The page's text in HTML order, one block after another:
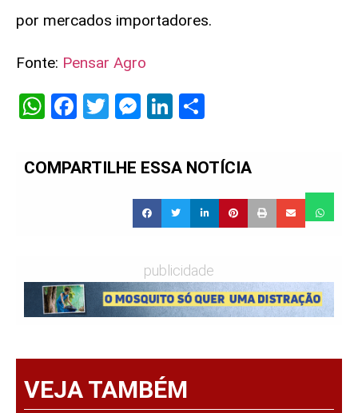
por mercados importadores.
Fonte: Pensar Agro
WhatsApp
Facebook
Twitter
Messenger
LinkedIn
COMPARTILHE ESSA NOTÍCIA
publicidade
VEJA TAMBÉM